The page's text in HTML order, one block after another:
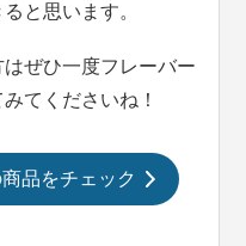
と思います。
ぜひ一度フレーバー
てくださいね！
品をチェック